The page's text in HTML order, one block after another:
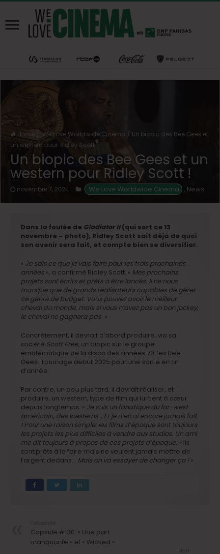
Home / We Love Worldwide Cinema / Un biopic des Bee Gees et
un western pour Ridley Scott !
Un biopic des Bee Gees et un
western pour Ridley Scott !
novembre 7, 2024 We Love Worldwide Cinema , News
Dans la foulée de Gladiator II(qui sort ce 13
novembre – photo), Ridley Scott sait déjà de quoi
son avenir sera fait, et compte bien se diversifier.
« Je sais ce que je vais faire pour les trois prochaines
années », a confirmé Ridley Scott. « Mes prochains
projets sont écrits et prêts à être lancés. Il ne nous
manque que de grands réalisateurs capables de gérer
ce genre de budget. Vous pouvez avoir le meilleur
cheval du monde, mais si vous n’avez pas un bon jockey,
le cheval ne gagnera pas. »
Concrètement, il devrait d’abord produire, via sa
société Scott Free, un biopic sur le groupe
emblématique de la disco des années 70: les Bee
Gees. Tournage début 2025 pour une sortie en fin
d’année.
Par contre, un peu plus tard, il devrait réaliser, et
produire, un western, type de film qui lui tient à cœur
depuis longtemps. « Je suis un fanatique du far-west
américain, des westerns… Et je n’en ai encore jamais fait
!Pour une raison simple: les films d’époque sont toujours
les projets les plus difficiles à vendre aux studios. Un ami
me dit toujours à propos de ces projets d’époque: « Ils
sont prêts à le faire mais ne veulent jamais mettre de
l’argent dedans… Mais on va essayer de changer ça !»
Capsule #130: « Une part
manquante » et « Wicked »